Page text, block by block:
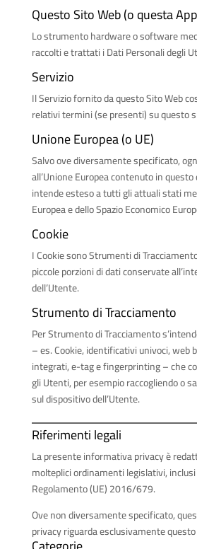
Questo Sito Web (o questa
Lo strumento hardware o software
raccolti e trattati i Dati Personali degli
Servizio
Il Servizio fornito da questo Sito Web
relativi termini (se presenti) su questo
Unione Europea (o UE)
Salvo ove diversamente specificato,
all’Unione Europea contenuto in
intende esteso a tutti gli attuali stati
Europea e dello Spazio Economico
Cookie
I Cookie sono Strumenti di
piccole porzioni di dati conservate
dell’Utente.
Strumento di Tracciamento
Per Strumento di Tracciamento
– es. Cookie, identificativi univoci, web
integrati, e-tag e fingerprinting – che
gli Utenti, per esempio raccogliendo o
sul dispositivo dell’Utente.
Riferimenti legali
La presente informativa privacy è
molteplici ordinamenti legislativi,
Regolamento (UE) 2016/679.
Ove non diversamente specificato,
privacy riguarda esclusivamente